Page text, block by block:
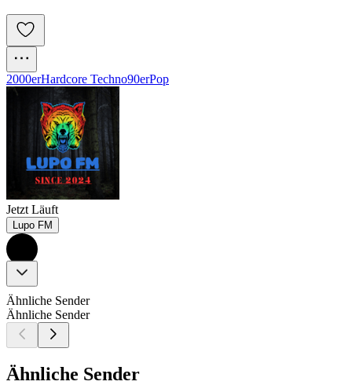
2000erHardcore Techno90erPop
Jetzt Läuft
Lupo FM
Ähnliche Sender
Ähnliche Sender
Ähnliche Sender